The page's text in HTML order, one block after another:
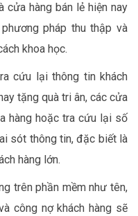
cửa hàng bán lẻ hiện nay
pháp thu thập và
khoa học.
cứu lại thông tin khách
tặng quà tri ân, các cửa
hàng hoặc tra cứu lại số
sót thông tin, đặc biết là
hàng lớn.
trên phần mềm như tên,
công nợ khách hàng sẽ